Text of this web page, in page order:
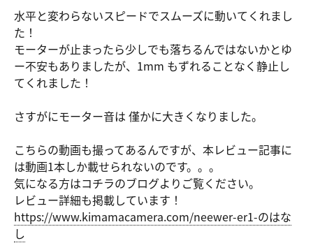
水平と変わらないスピードでスムーズに動いてくれまし
た！
モーターが止まったら少しでも落ちるんではないかとゆ
ー不安もありましたが、1mm もずれることなく静止し
てくれました！
さすがにモーター音は 僅かに大きくなりました。
こちらの動画も撮ってあるんですが、本レビュー記事に
は動画1本しか載せられないのです。。。
気になる方はコチラのブログよりご覧ください。
レビュー詳細も掲載しています！
https://www.kimamacamera.com/neewer-er1-のはな
し